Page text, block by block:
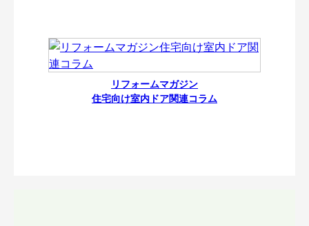
リフォームマガジン
住宅向け室内ドア関連コラム